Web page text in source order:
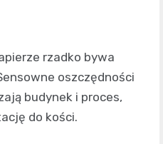
rzadko bywa
oszczędności
budynek i proces,
do kości.